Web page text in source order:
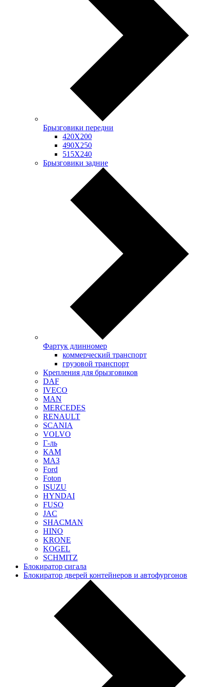
Брызговики передни
420Х200
490Х250
515Х240
Брызговики задние
Фартук длинномер
коммерческий транспорт
грузовой транспорт
Крепления для брызговиков
DAF
IVECO
MAN
MERCEDES
RENAULT
SCANIA
VOLVO
Г-ль
КАМ
МАЗ
Ford
Foton
ISUZU
HYNDAI
FUSO
JAC
SHACMAN
HINO
KRONE
KOGEL
SCHMITZ
Блокиратор сигала
Блокиратор дверей контейнеров и автофургонов